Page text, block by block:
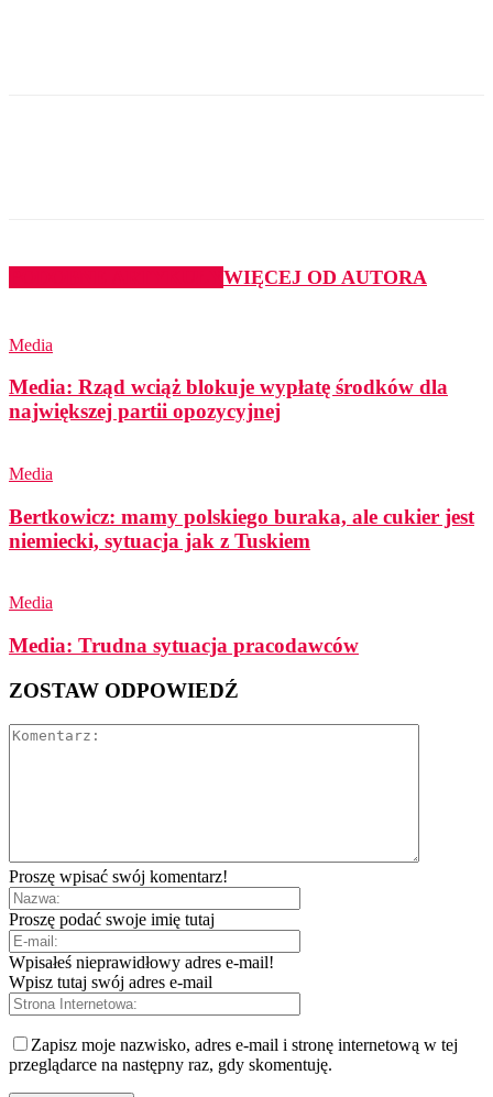
WIĘCEJ OD AUTORA
Media
Media: Rząd wciąż blokuje wypłatę środków dla
największej partii opozycyjnej
Media
Bertkowicz: mamy polskiego buraka, ale cukier jest
niemiecki, sytuacja jak z Tuskiem
Media
Media: Trudna sytuacja pracodawców
ZOSTAW ODPOWIEDŹ
Proszę wpisać swój komentarz!
Proszę podać swoje imię tutaj
Wpisałeś nieprawidłowy adres e-mail!
Wpisz tutaj swój adres e-mail
Zapisz moje nazwisko, adres e-mail i stronę internetową w tej
przeglądarce na następny raz, gdy skomentuję.